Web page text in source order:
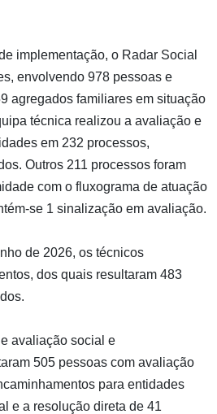
implementação, o Radar Social
envolvendo 978 pessoas e
agregados familiares em situação
técnica realizou a avaliação e
em 232 processos,
Outros 211 processos foram
com o fluxograma de atuação
se 1 sinalização em avaliação.
de 2026, os técnicos
dos quais resultaram 483
avaliação social e
505 pessoas com avaliação
para entidades
e a resolução direta de 41